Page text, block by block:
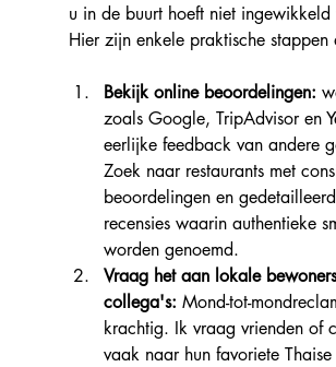
u in de buurt hoeft niet
Hier zijn enkele praktische
Bekijk online beoordelingen:
zoals Google, TripAdvisor en
eerlijke feedback van andere
Zoek naar restaurants met
beoordelingen en
recensies waarin authentieke
worden genoemd.
Vraag het aan lokale
collega's: Mond-tot-
krachtig. Ik vraag vrienden of
vaak naar hun favoriete Thaise